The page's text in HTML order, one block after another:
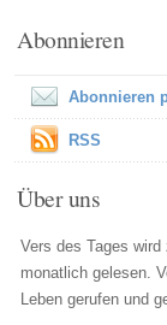
Abonnieren
Abonnieren
RSS
Über uns
Vers des Tages
monatlich gelesen.
Leben gerufen und